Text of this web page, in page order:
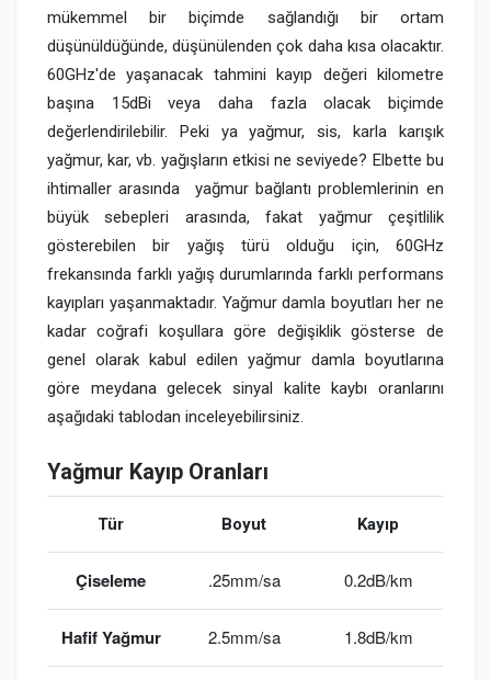
mükemmel bir biçimde sağlandığı bir ortam
düşünüldüğünde, düşünülenden çok daha kısa olacaktır.
60GHz'de yaşanacak tahmini kayıp değeri kilometre
başına 15dBi veya daha fazla olacak biçimde
değerlendirilebilir. Peki ya yağmur, sis, karla karışık
yağmur, kar, vb. yağışların etkisi ne seviyede? Elbette bu
ihtimaller arasında
yağmur bağlantı problemlerinin en
büyük sebepleri arasında, fakat yağmur çeşitlilik
gösterebilen bir yağış türü olduğu için, 60GHz
frekansında farklı yağış durumlarında farklı performans
kayıpları yaşanmaktadır. Yağmur damla boyutları her ne
kadar coğrafi koşullara göre değişiklik gösterse de
genel olarak kabul edilen yağmur damla boyutlarına
göre meydana gelecek sinyal kalite kaybı oranlarını
aşağıdaki tablodan inceleyebilirsiniz.
Yağmur Kayıp Oranları
Tür Boyut Kayıp
Çiseleme .25mm/sa 0.2dB/km
Hafif Yağmur 2.5mm/sa 1.8dB/km